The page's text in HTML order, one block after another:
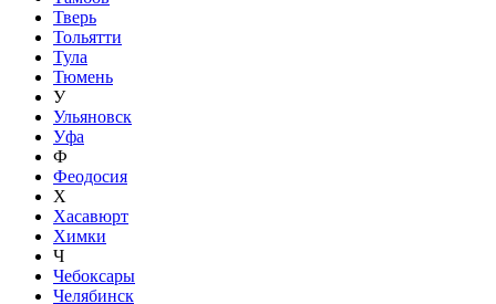
Тверь
Тольятти
Тула
Тюмень
У
Ульяновск
Уфа
Ф
Феодосия
Х
Хасавюрт
Химки
Ч
Чебоксары
Челябинск